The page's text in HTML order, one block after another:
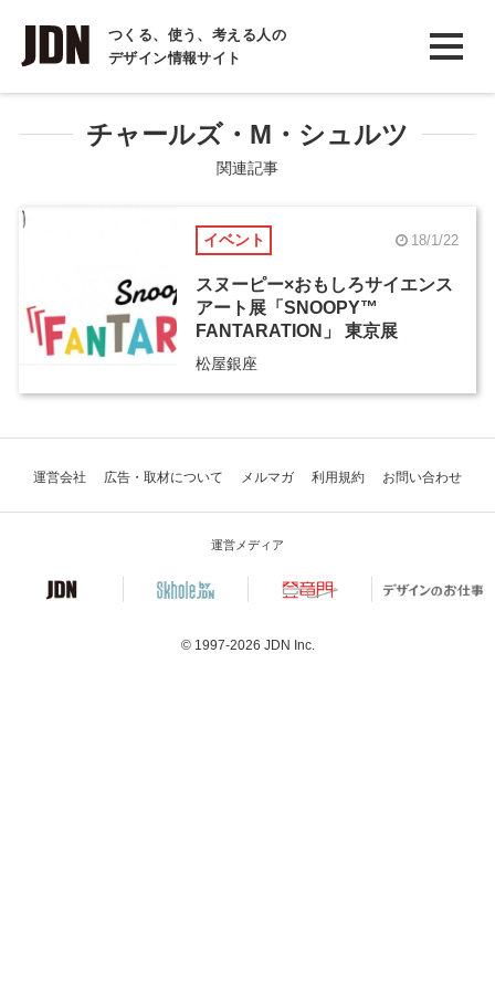
つくる、使う、考える人の
デザイン情報サイト
INTERVIEW
インタビュー
REPORT
チャールズ・M・シュルツ
関連記事
イベント 18/1/22
スヌーピー×おもしろサイエンス
アート展「SNOOPY™
FANTARATION」 東京展
松屋銀座
運営会社 広告・取材について メルマガ 利用規約 お問い合わせ
運営メディア
© 1997-2026 JDN Inc.